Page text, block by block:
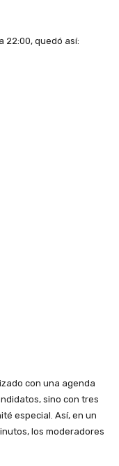
22:00, quedó así:
con una agenda
sino con tres
especial. Así, en un
los moderadores